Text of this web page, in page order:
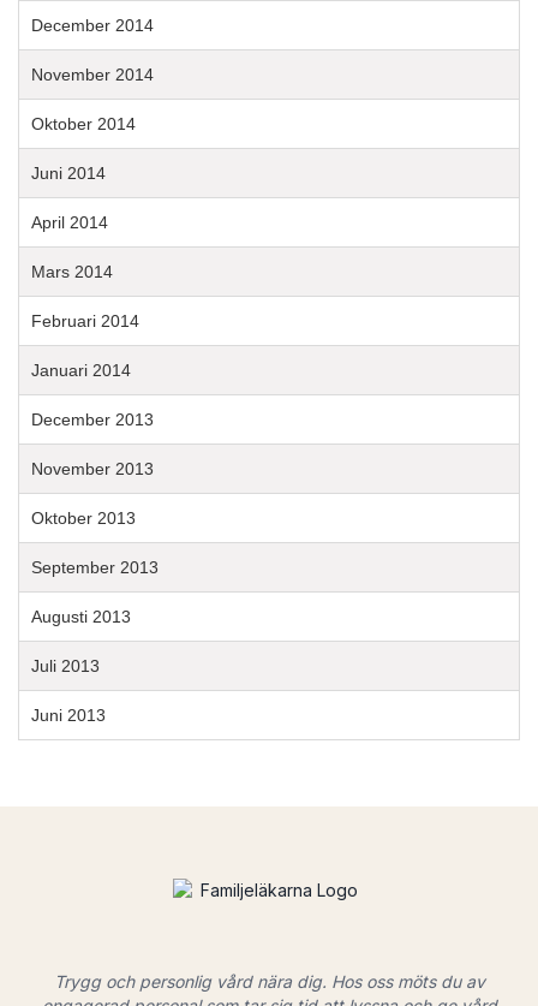
December 2014
November 2014
Oktober 2014
Juni 2014
April 2014
Mars 2014
Februari 2014
Januari 2014
December 2013
November 2013
Oktober 2013
September 2013
Augusti 2013
Juli 2013
Juni 2013
Trygg och personlig vård nära dig. Hos oss möts du av